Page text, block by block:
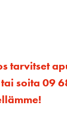
tarvitset
tai soita 09